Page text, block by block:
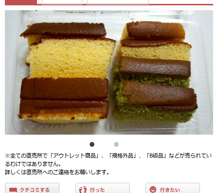
※全ての直売所で「アウトレット商品」、「規格外品」、「B級品」などが売られてい
るわけではありません。
詳しくは直売所へのご連絡をお願いします。